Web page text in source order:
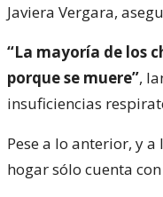
Javiera Vergara,
“La mayoría de los
porque se muere”,
insuficiencias
Pese a lo anterior, y
hogar sólo cuenta